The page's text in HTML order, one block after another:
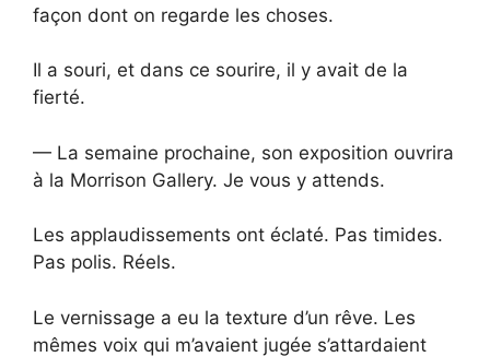
façon dont on regarde les choses.
Il a souri, et dans ce sourire, il y avait de la
fierté.
— La semaine prochaine, son exposition ouvrira
à la Morrison Gallery. Je vous y attends.
Les applaudissements ont éclaté. Pas timides.
Pas polis. Réels.
Le vernissage a eu la texture d’un rêve. Les
mêmes voix qui m’avaient jugée s’attardaient